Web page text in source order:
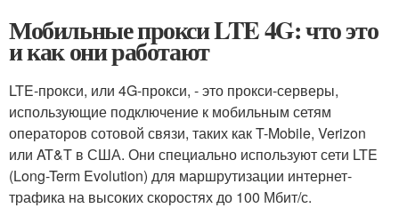
Мобильные прокси LTE 4G: что это
и как они работают
LTE-прокси, или 4G-прокси, - это прокси-серверы,
использующие подключение к мобильным сетям
операторов сотовой связи, таких как T-Mobile, Verizon
или AT&T в США. Они специально используют сети LTE
(Long-Term Evolution) для маршрутизации интернет-
трафика на высоких скоростях до 100 Мбит/с.